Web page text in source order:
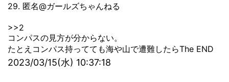
29. 匿名@ガールズちゃんねる
>>2
コンパスの見方が分からない。
たとえコンパス持ってても海や山で遭難したらThe END
2023/03/15(水) 10:37:18